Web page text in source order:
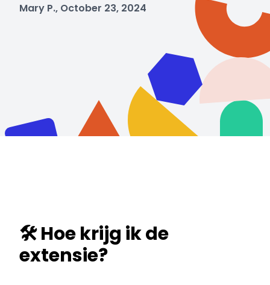
Mary P., October 23, 2024
🛠️ Hoe krijg ik de
extensie?